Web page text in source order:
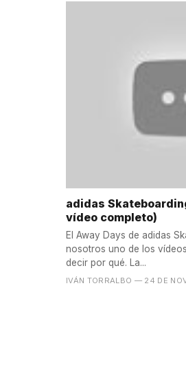
adidas
vídeo completo)
El Away Days de adidas
nosotros uno de los
decir por qué. La...
IVÁN TORRALBO — 24 DE